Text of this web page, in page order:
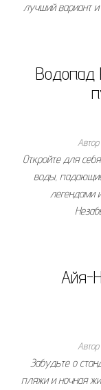
лучший вариант
Водопад
Автор
Откройте для
воды,
легендами
Айя-
Автор
Забудьте о
пляжи и ночная